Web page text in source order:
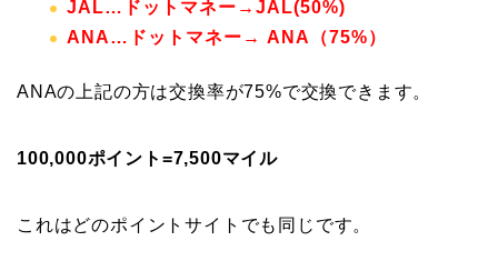
JAL…ドットマネー→JAL(50%)
ANA…ドットマネー→ ANA（75%）
ANAの上記の方は交換率が75%で交換できます。
100,000ポイント=7,500マイル
これはどのポイントサイトでも同じです。